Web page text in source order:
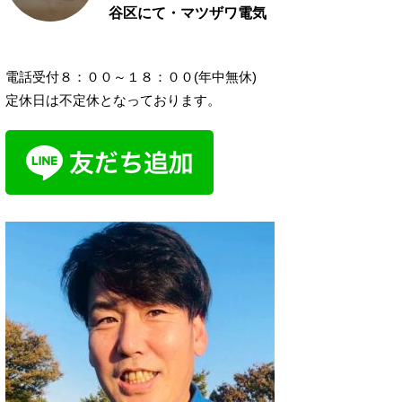
谷区にて・マツザワ電気
電話受付８：００～１８：００(年中無休)
定休日は不定休となっております。